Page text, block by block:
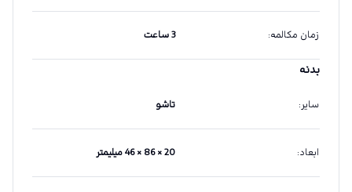
زمان مکالمه: 3 ساعت
بدنه
سایر: تاشو
ابعاد: 20 × 86 × 46 میلیمتر